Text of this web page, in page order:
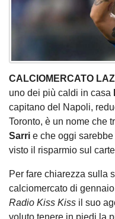
CALCIOMERCATO
uno dei più caldi in casa
capitano del Napoli,
Toronto, è un nome che
Sarri e che oggi
visto il risparmio sul
Per fare chiarezza sulla
calciomercato di
Radio Kiss Kiss il suo